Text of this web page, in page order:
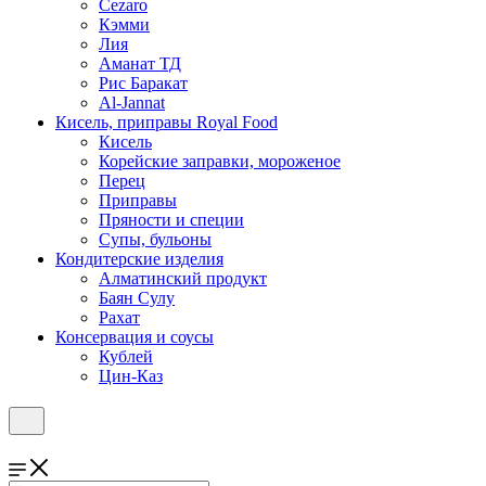
Cezaro
Кэмми
Лия
Аманат ТД
Рис Баракат
Al-Jannat
Кисель, приправы Royal Food
Кисель
Корейские заправки, мороженое
Перец
Приправы
Пряности и специи
Супы, бульоны
Кондитерские изделия
Алматинский продукт
Баян Сулу
Рахат
Консервация и соусы
Кублей
Цин-Каз